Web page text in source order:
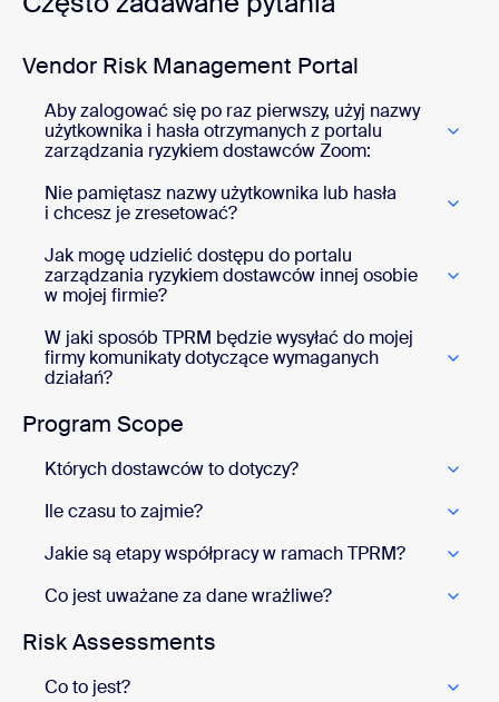
Vendor Risk Management Portal
Aby zalogować się po raz pierwszy, użyj nazwy
użytkownika i hasła otrzymanych z portalu
zarządzania ryzykiem dostawców Zoom:
Nie pamiętasz nazwy użytkownika lub hasła
i chcesz je zresetować?
Jak mogę udzielić dostępu do portalu
zarządzania ryzykiem dostawców innej osobie
w mojej firmie?
W jaki sposób TPRM będzie wysyłać do mojej
firmy komunikaty dotyczące wymaganych
działań?
Program Scope
Których dostawców to dotyczy?
Ile czasu to zajmie?
Jakie są etapy współpracy w ramach TPRM?
Co jest uważane za dane wrażliwe?
Risk Assessments
Co to jest?